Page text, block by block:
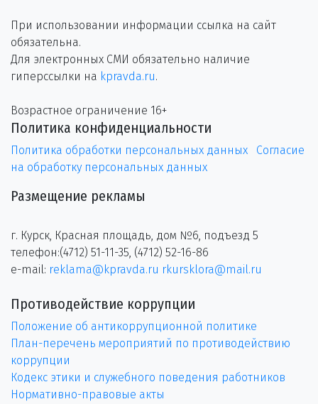
При использовании информации ссылка на сайт
обязательна.
Для электронных СМИ обязательно наличие
гиперссылки на kpravda.ru.
Возрастное ограничение 16+
Политика конфиденциальности
Политика обработки персональных данных
Согласие
на обработку персональных данных
Размещение рекламы
г. Курск, Красная площадь, дом №6, подъезд 5
телефон:(4712) 51-11-35, (4712) 52-16-86
e-mail: reklama@kpravda.ru rkursklora@mail.ru
Противодействие коррупции
Положение об антикоррупционной политике
План-перечень мероприятий по противодействию
коррупции
Кодекс этики и служебного поведения работников
Нормативно-правовые акты